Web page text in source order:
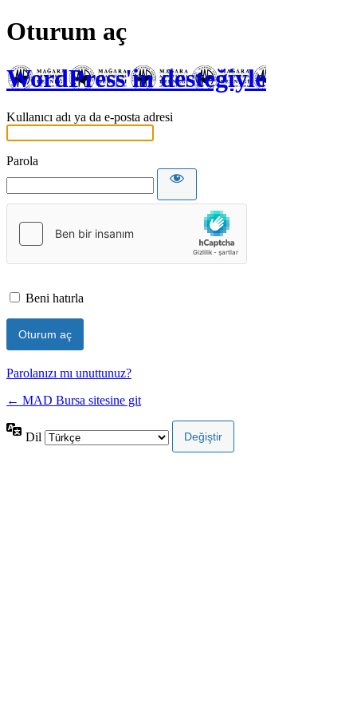
Oturum aç
WordPress'in desteğiyle
Kullanıcı adı ya da e-posta adresi
Parola
Beni hatırla
Parolanızı mı unuttunuz?
← MAD Bursa sitesine git
Dil